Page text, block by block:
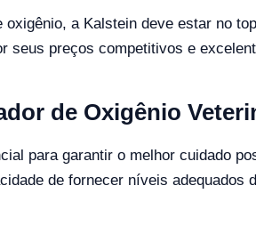
a Kalstein deve estar no
seus preços competitivos e
de Oxigênio
para garantir o melhor cuidado
de fornecer níveis adequados